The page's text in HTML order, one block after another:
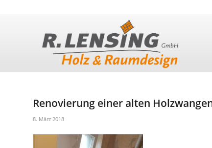
Renovierung einer alten
8. März 2018